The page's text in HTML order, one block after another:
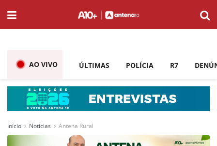
AO VIVO ÚLTIMAS POLÍCIA R7
Início Notícias Antena Rural